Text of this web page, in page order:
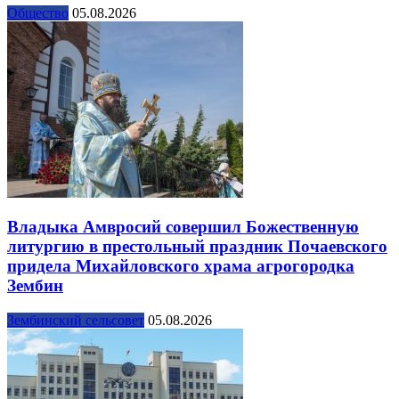
Общество 05.08.2026
Владыка Амвросий совершил Божественную
литургию в престольный праздник Почаевского
придела Михайловского храма агрогородка
Зембин
Зембинский сельсовет 05.08.2026